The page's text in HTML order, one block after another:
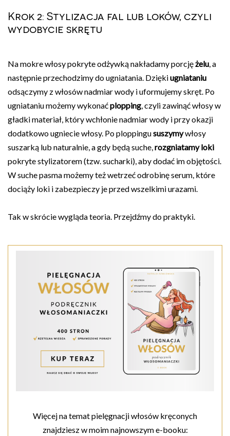
Krok 2: Stylizacja fal lub loków, czyli
wydobycie skrętu
Na mokre włosy pokryte odżywką nakładamy porcjężelu, a
następnie przechodzimy do ugniatania. Dziękiugniataniu
odsączymy z włosów nadmiar wody i uformujemy skręt. Po
ugniataniu możemy wykonaćplopping, czyli zawinąć włosy w
gładki materiał, który wchłonie nadmiar wody i przy okazji
dodatkowo ugniecie włosy. Po ploppingususzymywłosy
suszarką lub naturalnie, a gdy będą suche,rozgniatamy loki
pokryte stylizatorem (tzw. sucharki), aby dodać im objętości.
W suche pasma możemy też wetrzeć odrobinę serum, które
dociąży loki i zabezpieczy je przed wszelkimi urazami.
Tak w skrócie wygląda teoria. Przejdźmy do praktyki.
Więcej na temat pielęgnacji włosów kręconych
znajdziesz w moim najnowszym e-booku: